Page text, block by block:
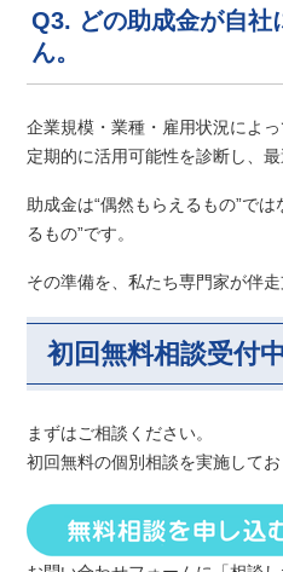
Q3. どの助成金が自社
ん。
企業規模・業種・雇用状況によ
定期的に活用可能性を診断し、
助成金は“偶然もらえるもの”で
るもの”です。
その準備を、私たち専門家が伴走
初回無料相談受付中
まずはご相談ください。
初回無料の個別相談を実施してお